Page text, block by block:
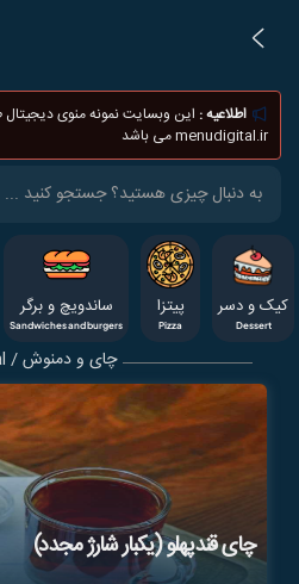
اطلاعیه : این وبسایت نمونه منوی
menudigital.ir می باشد
کیک و دسر
Dessert
پيتزا
Pizza
ساندویچ و برگر
Sandwiches and burgers
چای و دمنوش / hearbal
چای قندپهلو (یکبار شارژ مجدد)